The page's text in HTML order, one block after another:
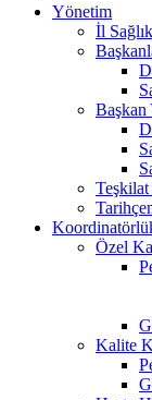
Yönetim
İl
Başkan
Teşkilat
Özel
Kalite